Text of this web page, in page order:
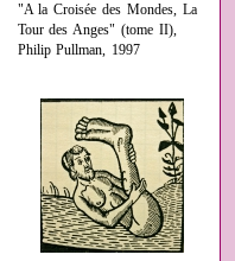
"A la Croisée des Mondes, La
Tour des Anges" (tome II),
Philip Pullman, 1997